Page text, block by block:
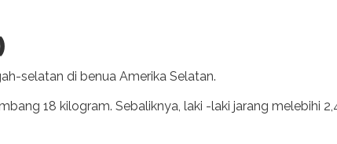
selatan di benua Amerika Selatan.
18 kilogram. Sebaliknya, laki -laki jarang melebihi